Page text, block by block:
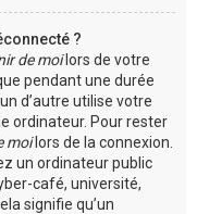
?
de moilors de votre
pendant une durée
d’autre utilise votre
ordinateur. Pour rester
moilors de la connexion.
un ordinateur public
café, université,
signifie qu’un